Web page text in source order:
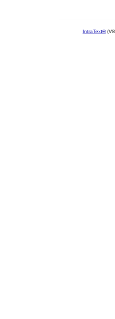
IntraText®